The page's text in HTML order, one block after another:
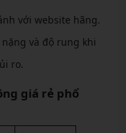
với website hãng.
và độ rung khi
ro.
giá rẻ phổ